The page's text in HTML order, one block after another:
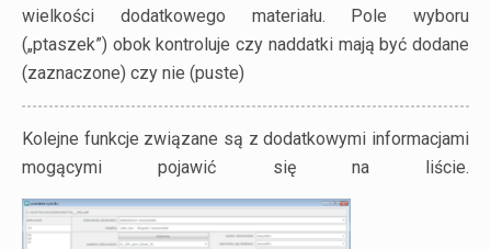
wielkości dodatkowego materiału. Pole wyboru
(„ptaszek”) obok kontroluje czy naddatki mają być dodane
(zaznaczone) czy nie (puste)
Kolejne funkcje związane są z dodatkowymi informacjami
mogącymi pojawić się na liście.